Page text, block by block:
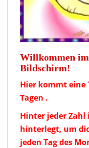
Willkommen
Bildschirm!
Hier kommt eine
Tagen .
Hinter jeder
hinterlegt, um
jeden Tag des